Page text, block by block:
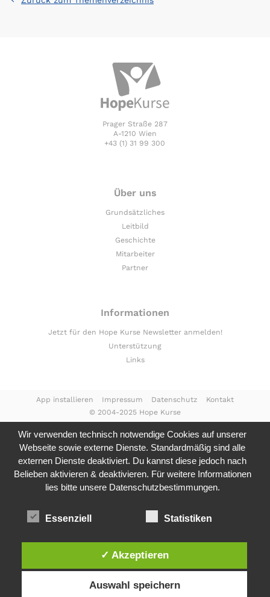
Prager Straße 287
A-1210 Wien
+43 (1) 31 99 300
Über uns
Grundsätzliches
Leitbild
Geschichte
Mitarbeiter
Partner
Informationen
Jetzt für den Hope Kurse Newsletter anmelden!
Unterstützung
Links
© 2004-2025 Hope Kurse
App installieren Impressum Datenschutz Kontakt
Wir verwenden technisch notwendige Cookies auf unserer
Webseite sowie externe Dienste. Standardmäßig sind alle
externen Dienste deaktiviert. Du kannst diese jedoch nach
Belieben aktivieren & deaktivieren. Für weitere Informationen
lies bitte unsere Datenschutzbestimmungen.
Essenziell Statistiken
✓ Akzeptieren
Auswahl speichern